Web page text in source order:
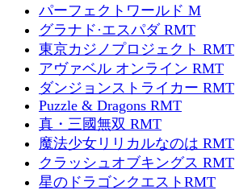
パーフェクトワールド M
グラナド·エスパダ RMT
東京カジノプロジェクト RMT
アヴァベル オンライン RMT
ダンジョンストライカー RMT
Puzzle & Dragons RMT
真・三國無双 RMT
魔法少女リリカルなのは RMT
クラッシュオブキングス RMT
星のドラゴンクエストRMT